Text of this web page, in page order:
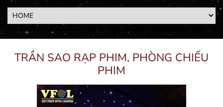
TRẦN SAO RẠP PHIM, PHÒNG CHIẾU
PHIM